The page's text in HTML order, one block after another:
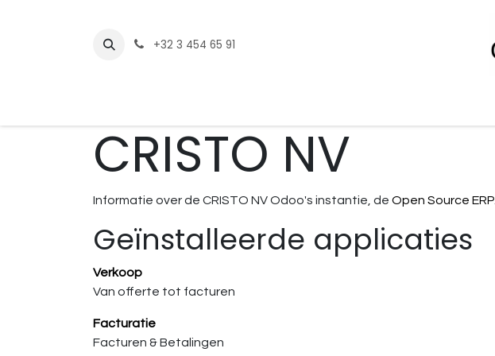
+32 3 454 65 91
CRISTO NV
Informatie over de CRISTO NV Odoo's instantie, de Open Source ERP
Geïnstalleerde applicaties
Verkoop
Van offerte tot facturen
Facturatie
Facturen & Betalingen